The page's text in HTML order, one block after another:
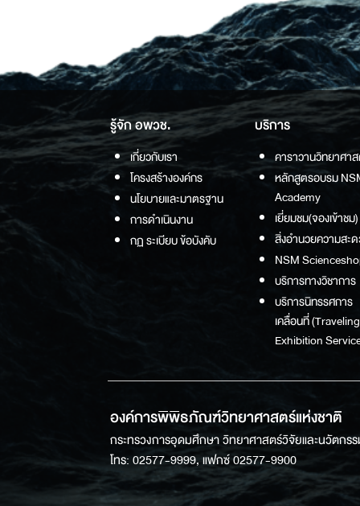
รู้จัก อพวช.
เกี่ยวกับเรา
โครงสร้างองค์กร
นโยบายและมาตรฐาน
การดำเนินงาน
กฏ ระเบียบ ข้อบังคับ
บริการ
คาราวานวิทยาศา
หลักสูตรอบรม
Academy
เยี่ยมชม(จองเข้าชม)
สิ่งอำนวยความสะ
NSM
บริการทางวิชาการ
บริการนิทรรศการ
เคลื่อนที่ (Traveling
Exhibition
องค์การพิพิธภัณฑ์วิทยาศาสตร์แห่งชาติ
กระทรวงการอุดมศึกษา วิทยาศาสตร์วิจัยและนวัตก
โทร: 02577-9999, แฟกซ์ 02577-9900